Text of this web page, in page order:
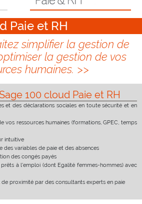
Paie et RH
simplifier la gestion de
la gestion de vos
humaines.
100 cloud Paie et RH
et des déclarations sociales en toute sécurité et en
vos ressources humaines (formations, GPEC, temps
intuitive
des variables de paie et des absences
des congés payés
à l'emploi (dont Egalité femmes-hommes) avec
de proximité par des consultants experts en paie